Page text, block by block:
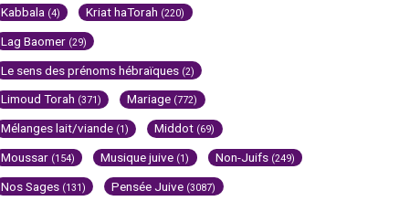
Kabbala (4) Kriat haTorah (220)
Lag Baomer (29)
Le sens des prénoms hébraïques (2)
Limoud Torah (371) Mariage (772)
Mélanges lait/viande (1) Middot (69)
Moussar (154) Musique juive (1) Non-Juifs (249)
Nos Sages (131) Pensée Juive (3087)